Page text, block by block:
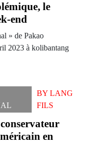
le
end
» de Pakao
2023 à kolibantang
BY LANG
FILS
en